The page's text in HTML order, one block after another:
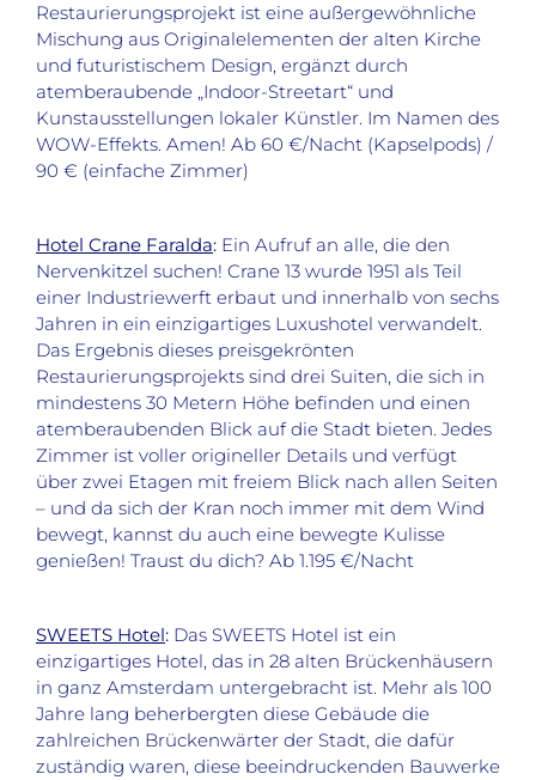
Restaurierungsprojekt ist eine außergewöhnliche
Mischung aus Originalelementen der alten Kirche
und futuristischem Design, ergänzt durch
atemberaubende „Indoor-Streetart“ und
Kunstausstellungen lokaler Künstler. Im Namen des
WOW-Effekts. Amen! Ab 60 €/Nacht (Kapselpods) /
90 € (einfache Zimmer)
Hotel Crane Faralda: Ein Aufruf an alle, die den
Nervenkitzel suchen! Crane 13 wurde 1951 als Teil
einer Industriewerft erbaut und innerhalb von sechs
Jahren in ein einzigartiges Luxushotel verwandelt.
Das Ergebnis dieses preisgekrönten
Restaurierungsprojekts sind drei Suiten, die sich in
mindestens 30 Metern Höhe befinden und einen
atemberaubenden Blick auf die Stadt bieten. Jedes
Zimmer ist voller origineller Details und verfügt
über zwei Etagen mit freiem Blick nach allen Seiten
– und da sich der Kran noch immer mit dem Wind
bewegt, kannst du auch eine bewegte Kulisse
genießen! Traust du dich? Ab 1.195 €/Nacht
SWEETS Hotel:Das SWEETS Hotel ist ein
einzigartiges Hotel, das in 28 alten Brückenhäusern
in ganz Amsterdam untergebracht ist. Mehr als 100
Jahre lang beherbergten diese Gebäude die
zahlreichen Brückenwärter der Stadt, die dafür
zuständig waren, diese beeindruckenden Bauwerke